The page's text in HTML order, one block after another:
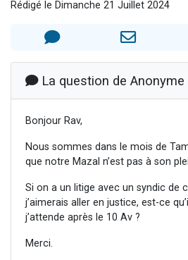
Odaya vient de
2 personnes viennent de
Rédigé le Dimanche 21 Juillet 2024
La question de Anonyme
Bonjour Rav,
Nous sommes dans le mois de
que notre Mazal n’est pas à son
Si on a un litige avec un syndic de
j’aimerais aller en justice, est-ce
j’attende après le 10 Av ?
Merci.